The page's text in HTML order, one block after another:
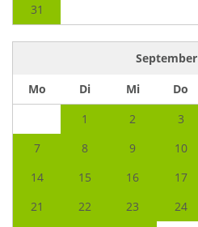
31
September
Mo
Di Mi Do
1
2 3
7
8 9 10
14
15 16 17
21
22 23 24